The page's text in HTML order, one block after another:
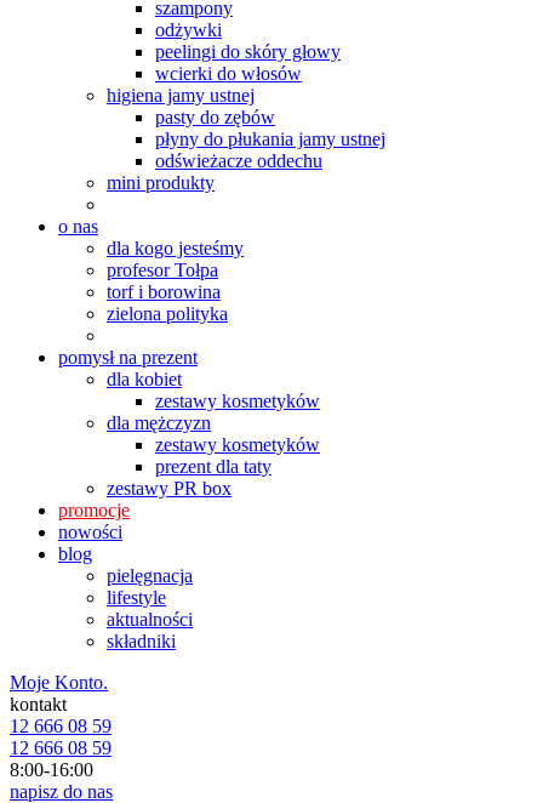
szampony
odżywki
peelingi do skóry głowy
wcierki do włosów
higiena jamy ustnej
pasty do zębów
płyny do płukania jamy ustnej
odświeżacze oddechu
mini produkty
o nas
dla kogo jesteśmy
profesor Tołpa
torf i borowina
zielona polityka
pomysł na prezent
dla kobiet
zestawy kosmetyków
dla mężczyzn
zestawy kosmetyków
prezent dla taty
zestawy PR box
promocje
nowości
blog
pielęgnacja
lifestyle
aktualności
składniki
Moje Konto.
kontakt
12 666 08 59
12 666 08 59
8:00-16:00
napisz do nas